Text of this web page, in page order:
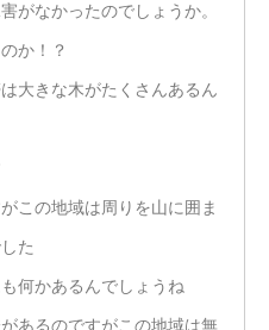
がなかったのでしょうか。
か！？
大きな木がたくさんあるん
この地域は周りを山に囲ま
た
何かあるんでしょうね
あるのですがこの地域は無